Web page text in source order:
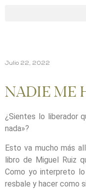
Julio 22, 2022
NADIE ME
¿Sientes lo liberador
nada»?
Esto va mucho más
libro de Miguel Ruiz
Como yo interpreto
resbale y hacer como